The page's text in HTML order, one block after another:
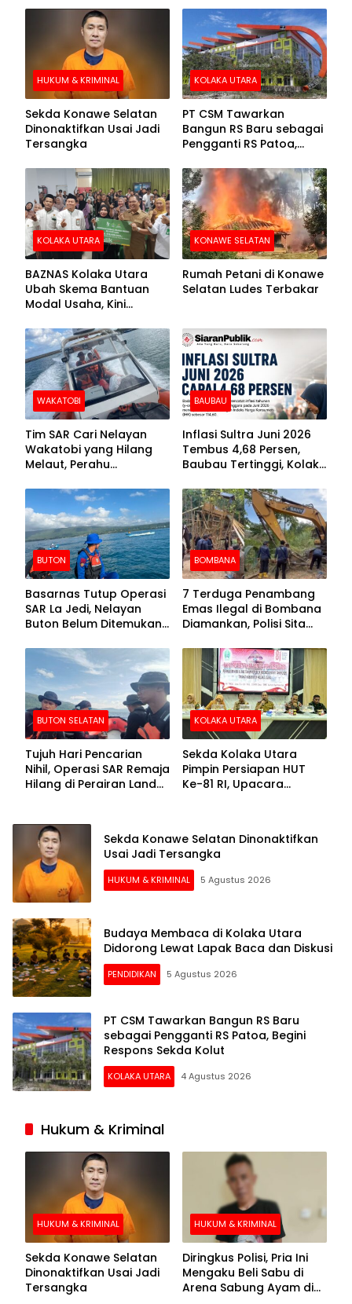
HUKUM & KRIMINAL
Sekda Konawe Selatan
Dinonaktifkan Usai Jadi
Tersangka
KOLAKA UTARA
PT CSM Tawarkan
Bangun RS Baru sebagai
Pengganti RS Patoa,
Kolut
KOLAKA UTARA
BAZNAS Kolaka Utara
Ubah Skema Bantuan
Modal Usaha, Kini
Barang Senilai Rp419,5
Juta
KONAWE SELATAN
Rumah Petani di Konawe
Selatan Ludes Terbakar
WAKATOBI
Tim SAR Cari Nelayan
Wakatobi yang Hilang
Melaut, Perahu
Kemasukan Air
BAUBAU
Inflasi Sultra Juni 2026
Tembus 4,68 Persen,
Baubau Tertinggi, Kolaka
BUTON
Basarnas Tutup Operasi
SAR La Jedi, Nelayan
Buton Belum Ditemukan
BOMBANA
7 Terduga Penambang
Emas Ilegal di Bombana
Diamankan, Polisi Sita
Crusher
BUTON SELATAN
Tujuh Hari Pencarian
Nihil, Operasi SAR Remaja
Hilang di Perairan Lande
KOLAKA UTARA
Sekda Kolaka Utara
Pimpin Persiapan HUT
Ke-81 RI, Upacara
Sekda Konawe Selatan Dinonaktifkan
Usai Jadi Tersangka
HUKUM & KRIMINAL 5 Agustus 2026
Budaya Membaca di Kolaka Utara
Didorong Lewat Lapak Baca dan Diskusi
PENDIDIKAN 5 Agustus 2026
PT CSM Tawarkan Bangun RS Baru
sebagai Pengganti RS Patoa, Begini
Respons Sekda Kolut
KOLAKA UTARA 4 Agustus 2026
Hukum & Kriminal
HUKUM & KRIMINAL
Sekda Konawe Selatan
Dinonaktifkan Usai Jadi
Tersangka
HUKUM & KRIMINAL
Diringkus Polisi, Pria Ini
Mengaku Beli Sabu di
Arena Sabung Ayam di